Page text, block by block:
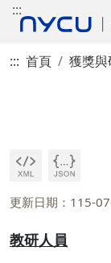
:::
::: 首頁 獲獎
更新日期：115-
教研人員